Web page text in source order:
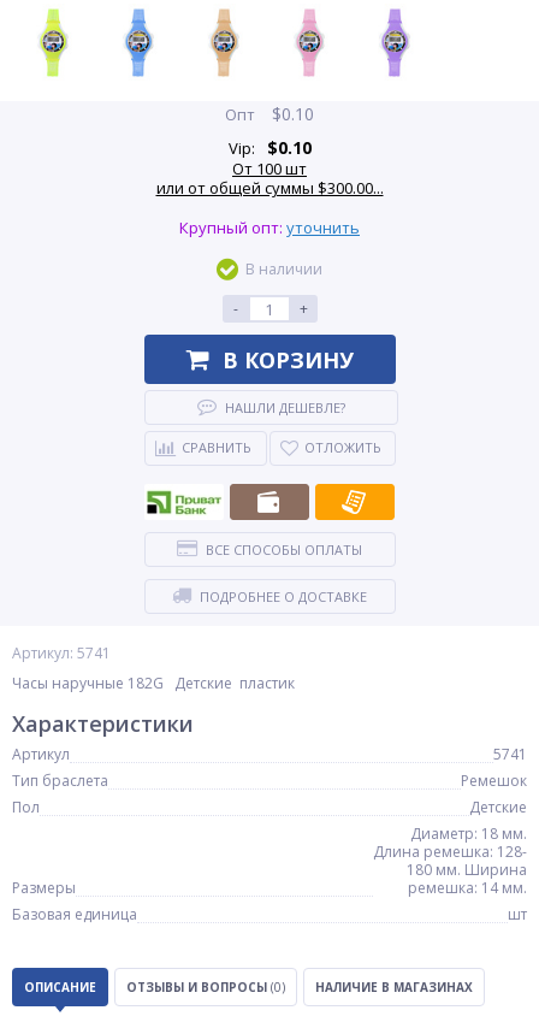
Артикул: 5741
Часы наручные 182G Детские пластик
Опт $0.10
Vip: $0.10
От 100 шт
или от общей суммы $300.00...
Крупный опт: уточнить
В наличии
-
+
В КОРЗИНУ
НАШЛИ ДЕШЕВЛЕ?
СРАВНИТЬ ОТЛОЖИТЬ
ВСЕ СПОСОБЫ ОПЛАТЫ
ПОДРОБНЕЕ О ДОСТАВКЕ
Характеристики
Артикул
5741
Тип браслета
Ремешок
Пол
Детские
Размеры
Диаметр: 18 мм.
Длина ремешка: 128-
180 мм. Ширина
ремешка: 14 мм.
Базовая единица
шт
ОПИСАНИЕ ОТЗЫВЫ И ВОПРОСЫ (0) НАЛИЧИЕ В МАГАЗИНАХ